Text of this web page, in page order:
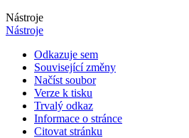
Nástroje
Nástroje
Odkazuje sem
Související změny
Načíst soubor
Verze k tisku
Trvalý odkaz
Informace o stránce
Citovat stránku